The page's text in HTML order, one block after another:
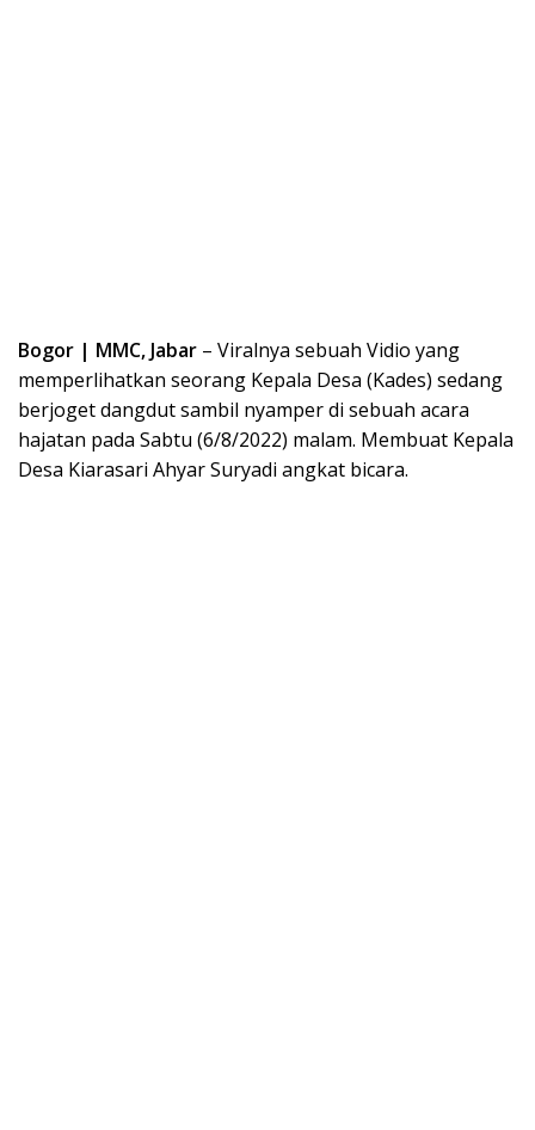
Bogor | MMC, Jabar – Viralnya sebuah Vidio yang
memperlihatkan seorang Kepala Desa (Kades) sedang
berjoget dangdut sambil nyamper di sebuah acara
hajatan pada Sabtu (6/8/2022) malam. Membuat Kepala
Desa Kiarasari Ahyar Suryadi angkat bicara.